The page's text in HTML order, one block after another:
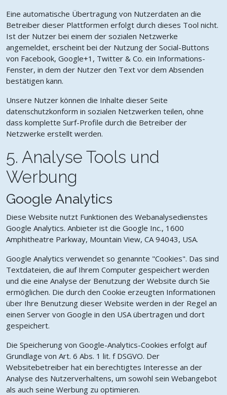
Eine automatische Übertragung von Nutzerdaten an die
Betreiber dieser Plattformen erfolgt durch dieses Tool nicht.
Ist der Nutzer bei einem der sozialen Netzwerke
angemeldet, erscheint bei der Nutzung der Social-Buttons
von Facebook, Google+1, Twitter & Co. ein Informations-
Fenster, in dem der Nutzer den Text vor dem Absenden
bestätigen kann.
Unsere Nutzer können die Inhalte dieser Seite
datenschutzkonform in sozialen Netzwerken teilen, ohne
dass komplette Surf-Profile durch die Betreiber der
Netzwerke erstellt werden.
5. Analyse Tools und
Werbung
Google Analytics
Diese Website nutzt Funktionen des Webanalysedienstes
Google Analytics. Anbieter ist die Google Inc., 1600
Amphitheatre Parkway, Mountain View, CA 94043, USA.
Google Analytics verwendet so genannte "Cookies". Das sind
Textdateien, die auf Ihrem Computer gespeichert werden
und die eine Analyse der Benutzung der Website durch Sie
ermöglichen. Die durch den Cookie erzeugten Informationen
über Ihre Benutzung dieser Website werden in der Regel an
einen Server von Google in den USA übertragen und dort
gespeichert.
Die Speicherung von Google-Analytics-Cookies erfolgt auf
Grundlage von Art. 6 Abs. 1 lit. f DSGVO. Der
Websitebetreiber hat ein berechtigtes Interesse an der
Analyse des Nutzerverhaltens, um sowohl sein Webangebot
als auch seine Werbung zu optimieren.